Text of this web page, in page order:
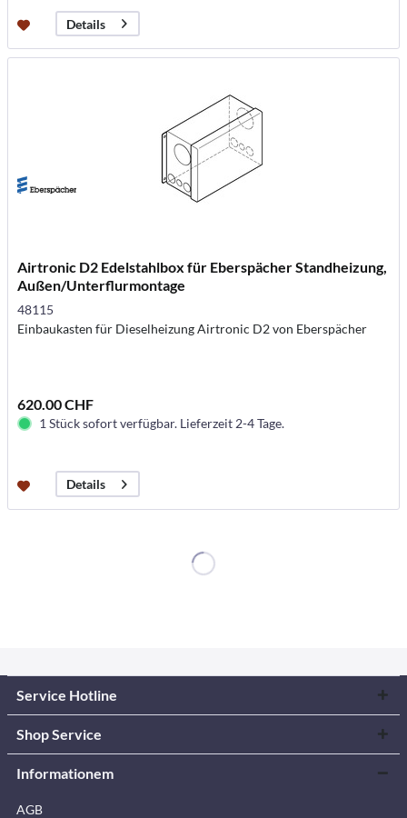
Details
Airtronic D2 Edelstahlbox für Eberspächer Standheizung,
Außen/Unterflurmontage
48115
Einbaukasten für Dieselheizung Airtronic D2 von Eberspächer
620.00 CHF
1 Stück sofort verfügbar. Lieferzeit 2-4 Tage.
Details
Service Hotline
Shop Service
Informationem
AGB